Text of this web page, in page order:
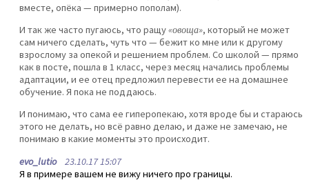
вместе, опёка — примерно пополам).
И так же часто пугаюсь, что ращу«овоща», который не может
сам ничего сделать, чуть что — бежит ко мне или к другому
взрослому за опекой и решением проблем. Со школой — прямо
как в посте, пошла в 1 класс, через месяц начались проблемы
адаптации, и ее отец предложил перевести ее на домашнее
обучение. Я пока не поддаюсь.
И понимаю, что сама ее гиперопекаю, хотя вроде бы и стараюсь
этого не делать, но всё равно делаю, и даже не замечаю, не
понимаю в какие моменты это происходит.
evo_lutio23.10.17 15:07
Я в примере вашем не вижу ничего про границы.